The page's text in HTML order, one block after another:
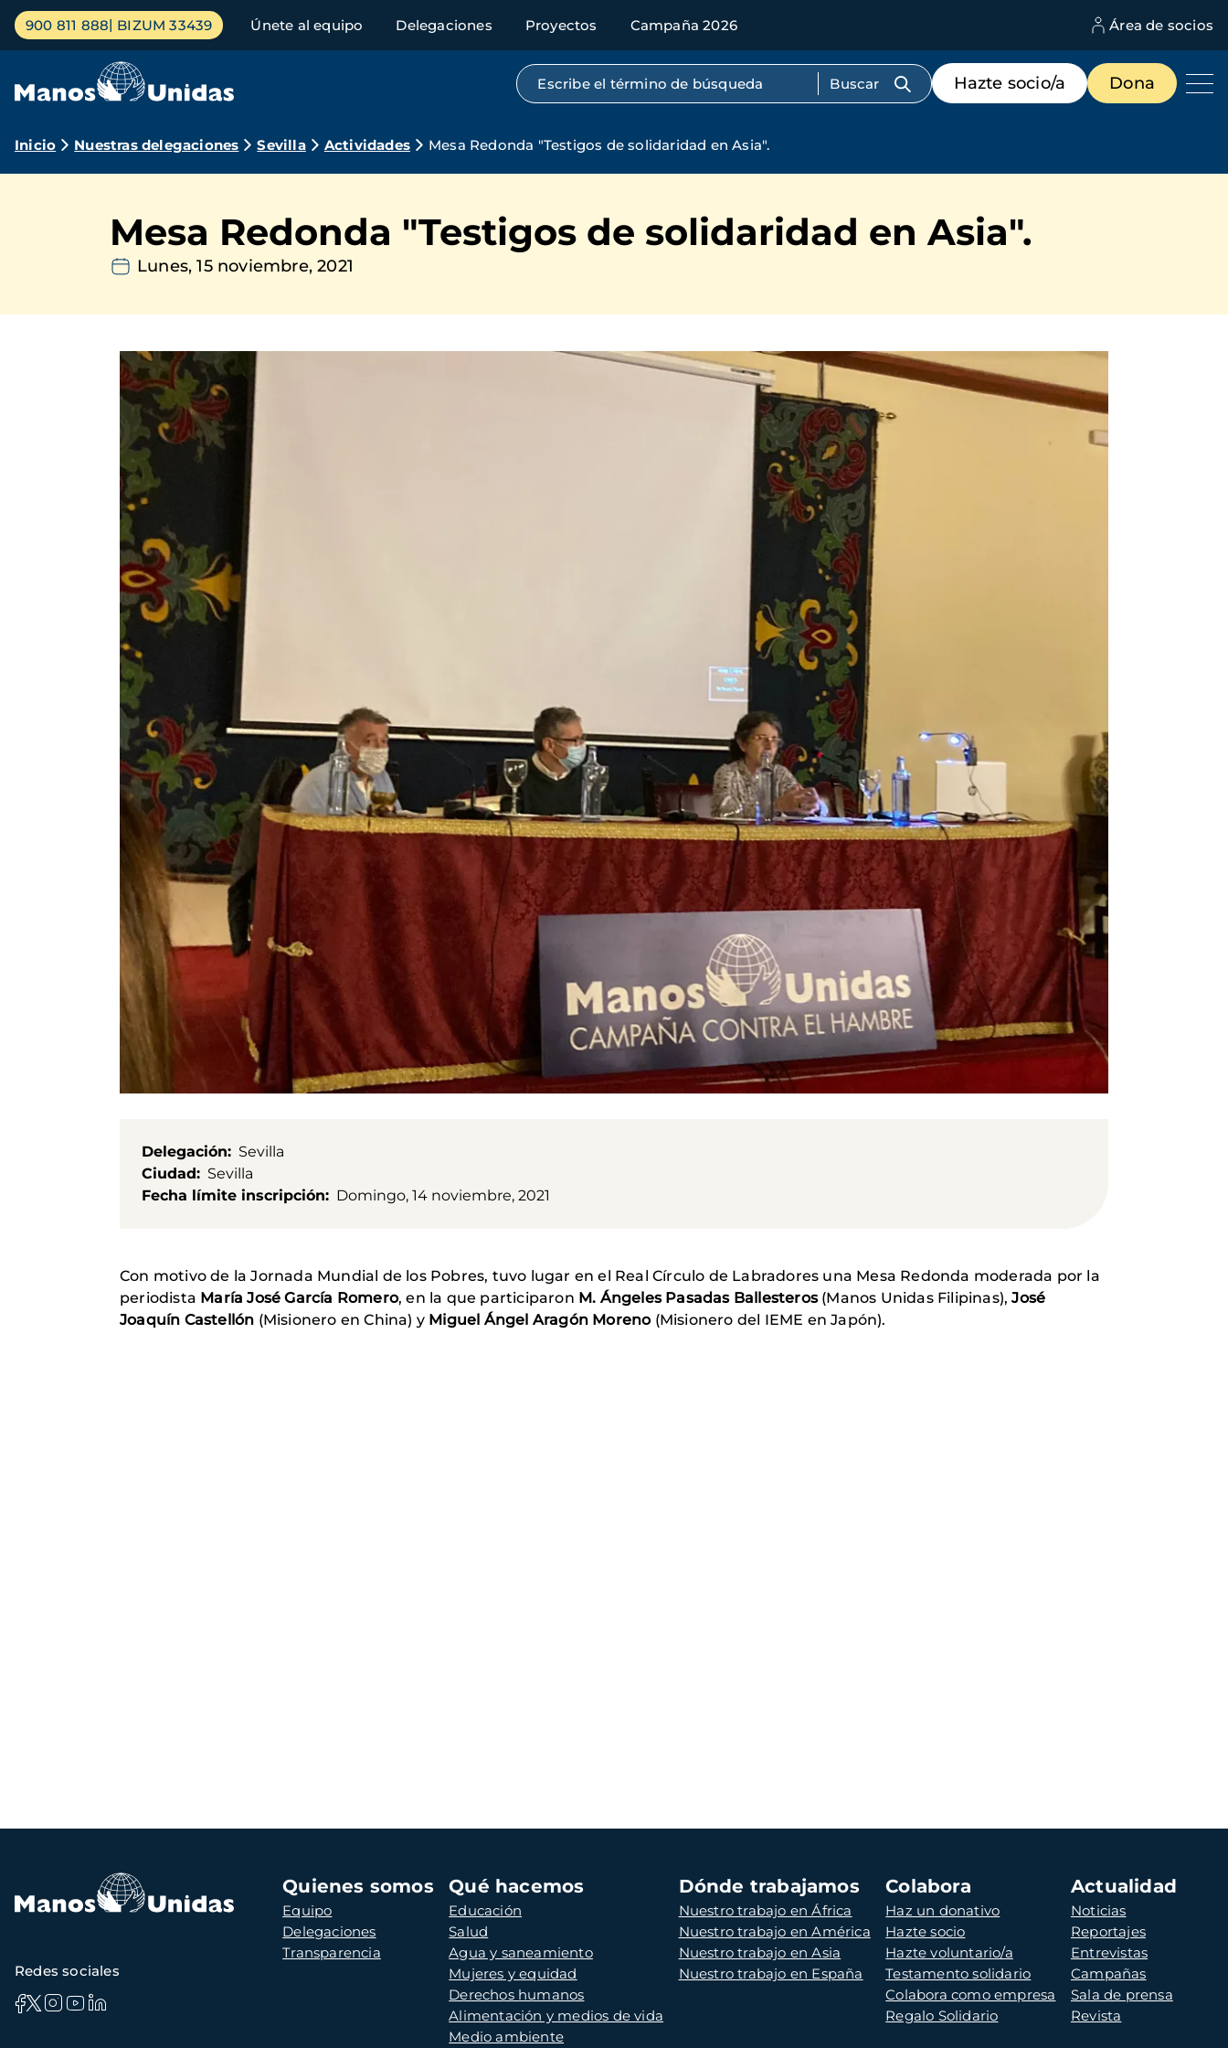
Pasar
contenido
Menú
principal
900 811 888 BIZUM 33439 Únete al equipo Delegaciones Proyectos Campaña 2026 Área de socios
Búsqueda por texto completo
Menú
de
destacados
Hazte socio/a Dona
Ruta
navegación
Inicio Nuestras delegaciones Sevilla Actividades Mesa Redonda "Testigos de solidaridad en Asia".
Mesa Redonda "Testigos de solidaridad en Asia".
Lunes, 15 noviembre, 2021
Delegación
Sevilla
Ciudad
Sevilla
Fecha límite inscripción
Domingo, 14 noviembre, 2021
Con motivo de la Jornada Mundial de los Pobres, tuvo lugar en el Real Círculo de Labradores una Mesa Redonda moderada por la
periodista María José García Romero, en la que participaron M. Ángeles Pasadas Ballesteros(Manos Unidas Filipinas),José
Joaquín Castellón (Misionero en China) y Miguel Ángel Aragón Moreno(Misionero del IEME en Japón).
Navegación
principal
Quienes somos
Equipo
Delegaciones
Transparencia
Qué hacemos
Educación
Salud
Agua y saneamiento
Mujeres y equidad
Derechos humanos
Alimentación y medios de vida
Medio ambiente
Dónde trabajamos
Nuestro trabajo en África
Nuestro trabajo en América
Nuestro trabajo en Asia
Nuestro trabajo en España
Colabora
Haz un donativo
Hazte socio
Hazte voluntario/a
Testamento solidario
Colabora como empresa
Regalo Solidario
Actualidad
Noticias
Reportajes
Entrevistas
Campañas
Sala de prensa
Revista
Redes sociales